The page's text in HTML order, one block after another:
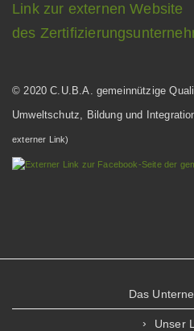
Link zur externen Website
des
© 2020 C.U.B.A. gemeinnützige
Umweltschutz, Bildung und
externer Link)
Das
Unser